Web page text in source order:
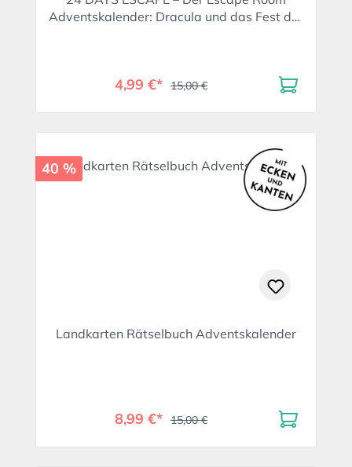
Adventskalender: Dracula und das Fest der
4,99 €* 15,00 €
40 %
Landkarten Rätselbuch Adventskalender
8,99 €* 15,00 €